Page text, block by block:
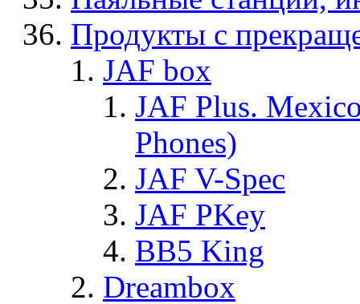
Продукты с
JAF box
JAF Plus.
Phones)
JAF V-Spec
JAF PKey
BB5 King
Dreambox